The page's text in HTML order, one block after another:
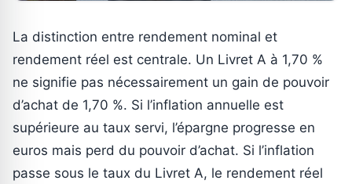
La distinction entre rendement nominal et
rendement réel est centrale. Un Livret A à 1,70 %
ne signifie pas nécessairement un gain de pouvoir
d’achat de 1,70 %. Si l’inflation annuelle est
supérieure au taux servi, l’épargne progresse en
euros mais perd du pouvoir d’achat. Si l’inflation
passe sous le taux du Livret A, le rendement réel